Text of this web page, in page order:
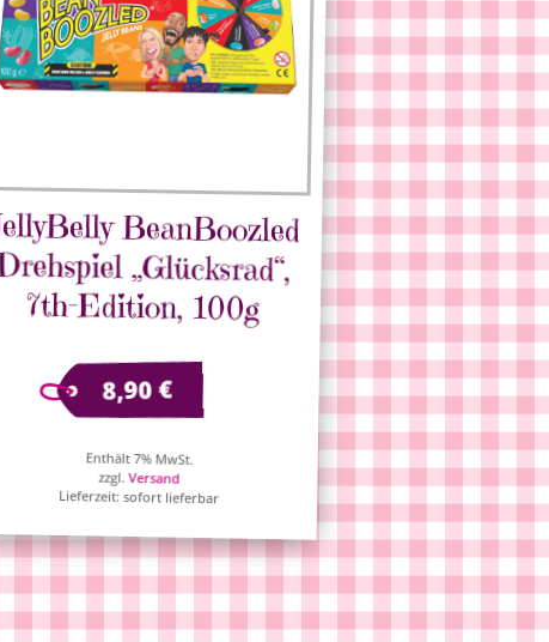
BeanBoozled
„Glücksrad“,
7th-Edition, 100g
8,90€
Enthält 7% MwSt.
zzgl.Versand
Lieferzeit: sofort lieferbar